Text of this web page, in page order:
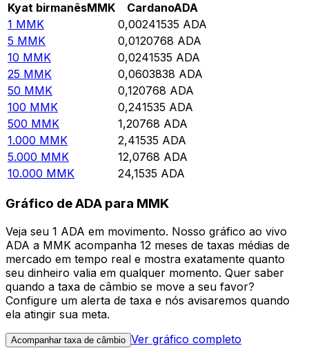
Kyat birmanêsMMK CardanoADA
1 MMK 0,00241535 ADA
5 MMK 0,0120768 ADA
10 MMK 0,0241535 ADA
25 MMK 0,0603838 ADA
50 MMK 0,120768 ADA
100 MMK 0,241535 ADA
500 MMK 1,20768 ADA
1.000 MMK 2,41535 ADA
5.000 MMK 12,0768 ADA
10.000 MMK 24,1535 ADA
Gráfico de ADA para MMK
Veja seu 1 ADA em movimento. Nosso gráfico ao vivo
ADA a MMK acompanha 12 meses de taxas médias de
mercado em tempo real e mostra exatamente quanto
seu dinheiro valia em qualquer momento. Quer saber
quando a taxa de câmbio se move a seu favor?
Configure um alerta de taxa e nós avisaremos quando
ela atingir sua meta.
Acompanhar taxa de câmbio Ver gráfico completo